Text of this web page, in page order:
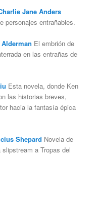
Jane Anders
personajes entrañables.
El embrión de
en las entrañas de
Esta novela, donde Ken
las historias breves,
hacia la fantasía épica
Shepard Novela de
a Tropas del